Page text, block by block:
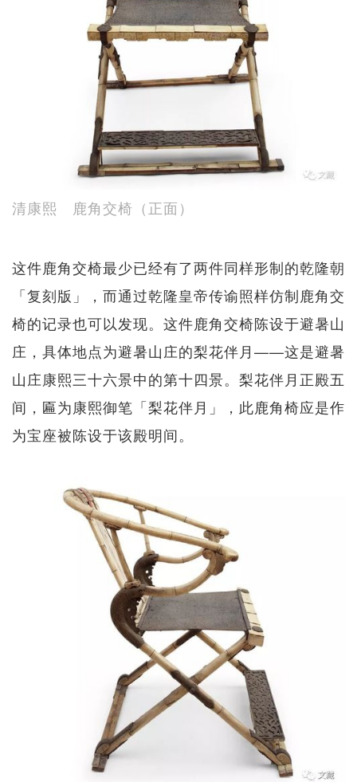
清康熙 鹿角交椅（正面）
这件鹿角交椅最少已经有了两件同样形制的乾隆朝
「复刻版」，而通过乾隆皇帝传谕照样仿制鹿角交
椅的记录也可以发现。这件鹿角交椅陈设于避暑山
庄，具体地点为避暑山庄的梨花伴月——这是避暑
山庄康熙三十六景中的第十四景。梨花伴月正殿五
间，匾为康熙御笔「梨花伴月」，此鹿角椅应是作
为宝座被陈设于该殿明间。